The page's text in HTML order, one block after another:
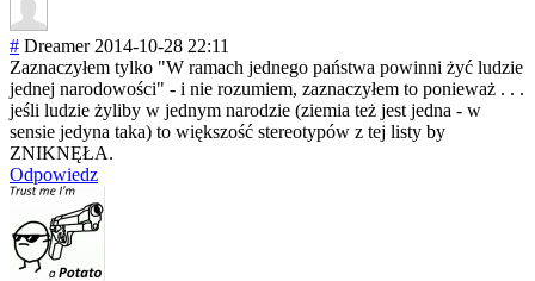
# Dreamer 2014-10-28 22:11
Zaznaczyłem tylko "W ramach jednego państwa powinni żyć ludzie
jednej narodowości" - i nie rozumiem, zaznaczyłem to ponieważ . . .
jeśli ludzie żyliby w jednym narodzie (ziemia też jest jedna - w
sensie jedyna taka) to większość stereotypów z tej listy by
ZNIKNĘŁA.
Odpowiedz